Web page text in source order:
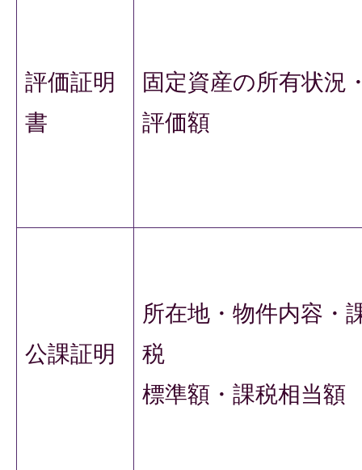
評価証明
書
固定資産の所有状況
評価額
公課証明
所在地・物件内容・
税
標準額・課税相当額